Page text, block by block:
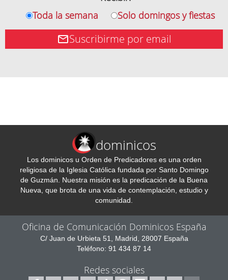
Toda la semana
Solo domingos y fiestas
Suscribirme por email
dominicos
Los dominicos u Orden de Predicadores es una orden
religiosa de la Iglesia Católica fundada por Santo Domingo
de Guzmán. Nuestra misión es la predicación de la Buena
Nueva, que brota de una vida de contemplación, estudio y
comunidad.
Oficina de Comunicación Dominicos España
C/ Juan de Urbieta 51, Madrid, 28007 España
Teléfono: 91 434 87 14
Redes sociales